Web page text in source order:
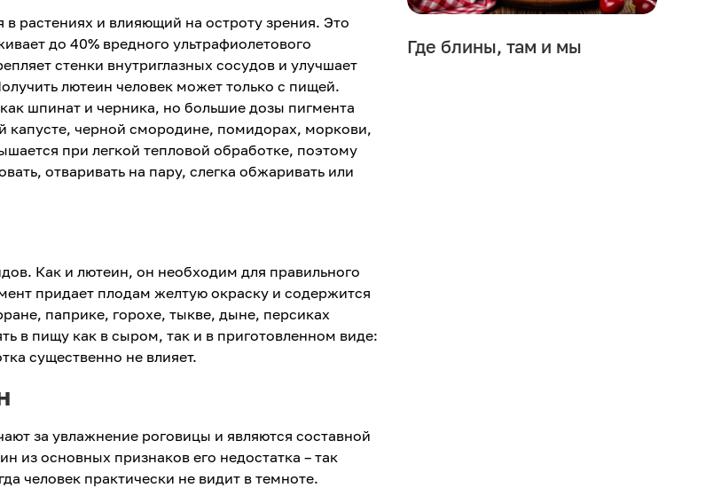
растениях и влияющий на остроту зрения. Это
до 40% вредного ультрафиолетового
стенки внутриглазных сосудов и улучшает
лютеин человек может только с пищей.
шпинат и черника, но большие дозы пигмента
капусте, черной смородине, помидорах, моркови,
при легкой тепловой обработке, поэтому
отваривать на пару, слегка обжаривать или
Как и лютеин, он необходим для правильного
придает плодам желтую окраску и содержится
паприке, горохе, тыкве, дыне, персиках
в пищу как в сыром, так и в приготовленном виде:
существенно не влияет.
за увлажнение роговицы и являются составной
из основных признаков его недостатка – так
человек практически не видит в темноте.
Где блины, там и мы